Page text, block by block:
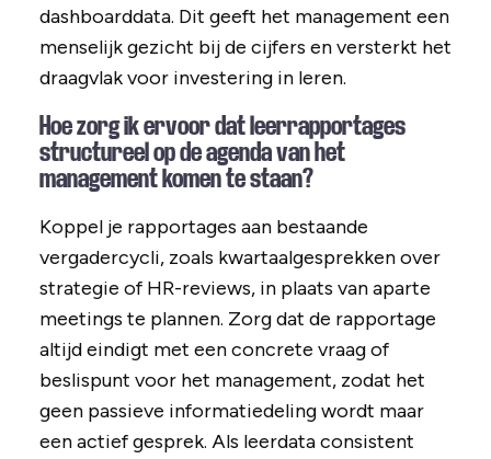
dashboarddata. Dit geeft het management een
menselijk gezicht bij de cijfers en versterkt het
draagvlak voor investering in leren.
Hoe zorg ik ervoor dat leerrapportages
structureel op de agenda van het
management komen te staan?
Koppel je rapportages aan bestaande
vergadercycli, zoals kwartaalgesprekken over
strategie of HR-reviews, in plaats van aparte
meetings te plannen. Zorg dat de rapportage
altijd eindigt met een concrete vraag of
beslispunt voor het management, zodat het
geen passieve informatiedeling wordt maar
een actief gesprek. Als leerdata consistent